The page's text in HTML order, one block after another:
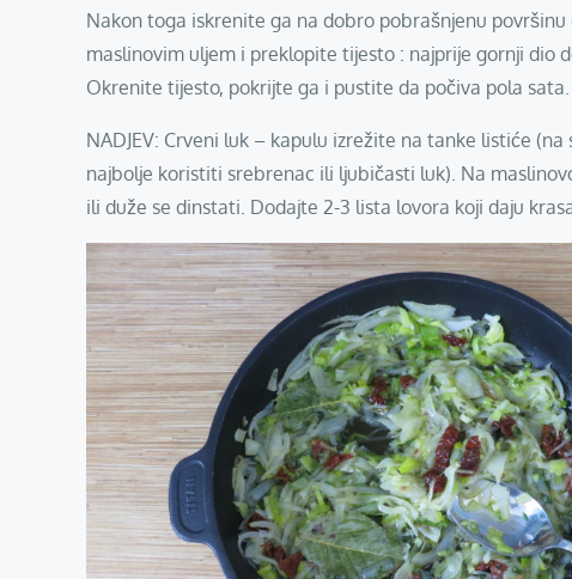
Nakon toga iskrenite ga na dobro pobrašnjenu
maslinovim uljem i preklopite tijesto : najprije gornji dio
Okrenite tijesto, pokrijte ga i pustite da počiva pola sata.
NADJEV: Crveni luk – kapulu izrežite na tanke listiće
najbolje koristiti srebrenac ili ljubičasti luk). Na
ili duže se dinstati. Dodajte 2-3 lista lovora koji daju